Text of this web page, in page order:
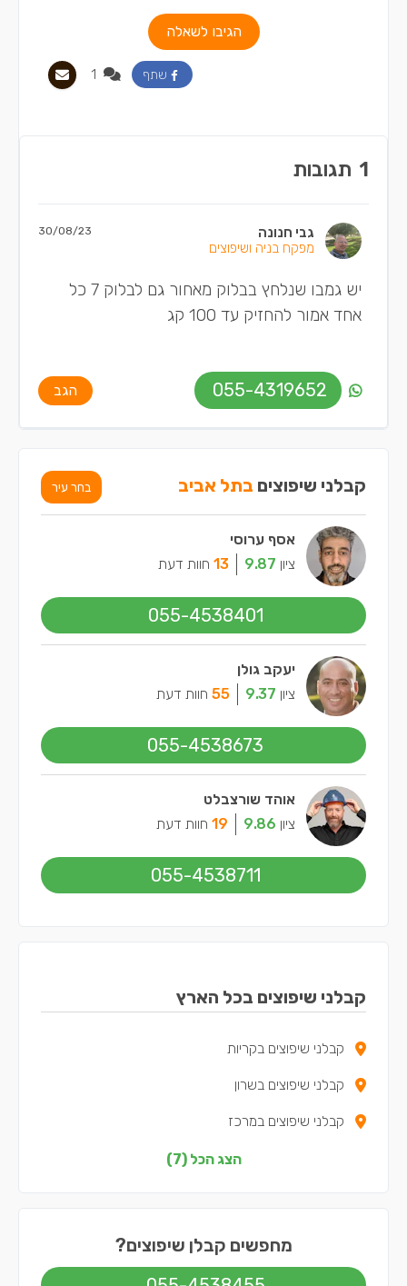
הגיבו לשאלה
שתף
1 תגובות
גבי חנונה
מפקח בניה ושיפוצים
30/08/23
יש גמבו שנלחץ בבלוק מאחור גם לבלוק 7 כל
אחד אמור להחזיק עד 100 קג
055-4319652 הגב
קבלני שיפוצים בתל אביב בחר עיר
אסף ערוסי
ציון 9.87
13 חוות דעת
055-4538401
יעקב גולן
ציון 9.37
55 חוות דעת
055-4538673
אוהד שורצבלט
ציון 9.86
19 חוות דעת
055-4538711
קבלני שיפוצים בכל הארץ
קבלני שיפוצים בקריות
קבלני שיפוצים בשרון
קבלני שיפוצים במרכז
קבלני שיפוצים בצפון
קבלני שיפוצים בדרום
קבלני שיפוצים בתל אביב
הצג הכל (7)
מחפשים קבלן שיפוצים?